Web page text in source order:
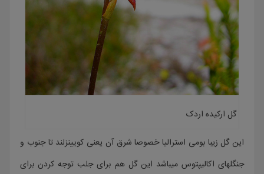
گل ارکیده اردک
این گل زیبا بومی استرالیا خصوصا شرق آن یعنی کویینزلند تا جنوب و
جنگلهای اکالیپتوس میباشد این گل هم برای جلب توجه کردن برای